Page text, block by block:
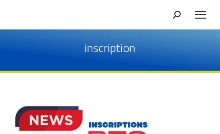
Recherche
inscription